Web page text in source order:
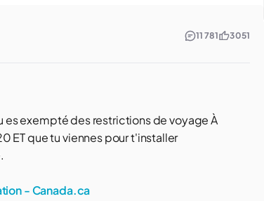
11 781 3 051
es exempté des restrictions de voyage À
ET que tu viennes pour t'installer
- Canada.ca